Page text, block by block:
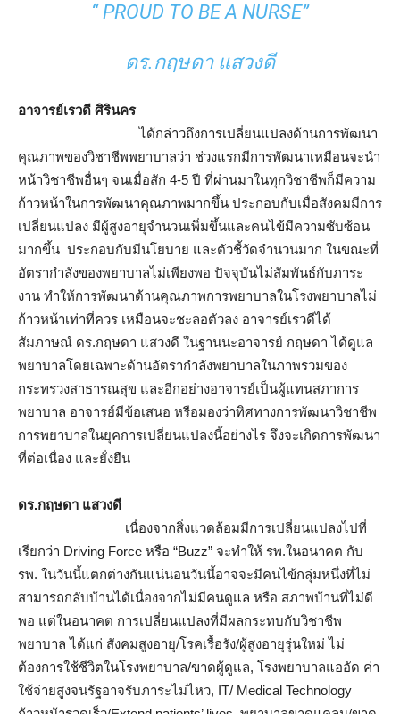
“ PROUD TO BE A NURSE”
ดร.กฤษดา แสวงดี
อาจารย์เรวดี ศิรินคร
ได้กล่าวถึงการเปลี่ยนแปลงด้านการพัฒนา
คุณภาพของวิชาชีพพยาบาลว่า ช่วงแรกมีการพัฒนาเหมือนจะนำ
หน้าวิชาชีพอื่นๆ จนเมื่อสัก 4-5 ปี ที่ผ่านมาในทุกวิชาชีพก็มีความ
ก้าวหน้าในการพัฒนาคุณภาพมากขึ้น ประกอบกับเมื่อสังคมมีการ
เปลี่ยนแปลง มีผู้สูงอายุจำนวนเพิ่มขึ้นและคนไข้มีความซับซ้อน
มากขึ้น ประกอบกับมีนโยบาย และตัวชี้วัดจำนวนมาก ในขณะที่
อัตรากำลังของพยาบาลไม่เพียงพอ ปัจจุบันไม่สัมพันธ์กับภาระ
งาน ทำให้การพัฒนาด้านคุณภาพการพยาบาลในโรงพยาบาลไม่
ก้าวหน้าเท่าที่ควร เหมือนจะชะลอตัวลง อาจารย์เรวดีได้
สัมภาษณ์ ดร.กฤษดา แสวงดี ในฐานนะอาจารย์ กฤษดา ได้ดูแล
พยาบาลโดยเฉพาะด้านอัตรากำลังพยาบาลในภาพรวมของ
กระทรวงสาธารณสุข และอีกอย่างอาจารย์เป็นผู้แทนสภาการ
พยาบาล อาจารย์มีข้อเสนอ หรือมองว่าทิศทางการพัฒนาวิชาชีพ
การพยาบาลในยุคการเปลี่ยนแปลงนี้อย่างไร จึงจะเกิดการพัฒนา
ที่ต่อเนื่อง และยั่งยืน
ดร.กฤษดา แสวงดี
เนื่องจากสิ่งแวดล้อมมีการเปลี่ยนแปลงไปที่
เรียกว่า Driving Force หรือ “Buzz” จะทำให้ รพ.ในอนาคต กับ
รพ. ในวันนี้แตกต่างกันแน่นอนวันนี้อาจจะมีคนไข้กลุ่มหนึ่งที่ไม่
สามารถกลับบ้านได้เนื่องจากไม่มีคนดูแล หรือ สภาพบ้านที่ไม่ดี
พอ แต่ในอนาคต การเปลี่ยนแปลงที่มีผลกระทบกับวิชาชีพ
พยาบาล ได้แก่ สังคมสูงอายุ/โรคเรื้อรัง/ผู้สูงอายุรุ่นใหม่ ไม่
ต้องการใช้ชีวิตในโรงพยาบาล/ขาดผู้ดูแล, โรงพยาบาลแออัด ค่า
ใช้จ่ายสูงจนรัฐอาจรับภาระไม่ไหว, IT/ Medical Technology